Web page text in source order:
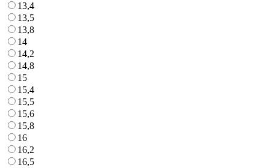
13,4
13,5
13,8
14
14,2
14,8
15
15,4
15,5
15,6
15,8
16
16,2
16,5